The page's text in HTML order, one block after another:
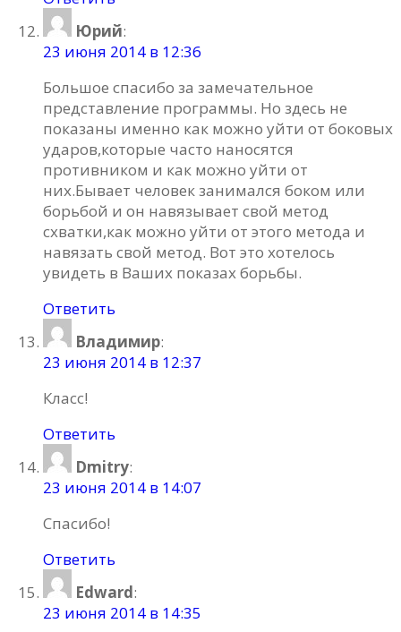
Юрий:
23 июня 2014 в 12:36
Большое спасибо за замечательное
представление программы. Но здесь не
показаны именно как можно уйти от боковых
ударов,которые часто наносятся
противником и как можно уйти от
них.Бывает человек занимался боком или
борьбой и он навязывает свой метод
схватки,как можно уйти от этого метода и
навязать свой метод. Вот это хотелось
увидеть в Ваших показах борьбы.
Ответить
Владимир:
23 июня 2014 в 12:37
Класс!
Ответить
Dmitry:
23 июня 2014 в 14:07
Спасибо!
Ответить
Edward:
23 июня 2014 в 14:35